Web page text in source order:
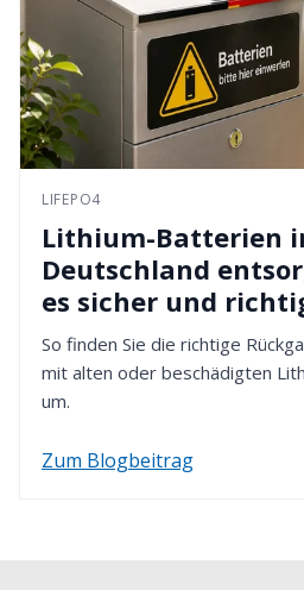
LIFEPO4
Lithium-Batterien
Deutschland
es sicher und
So finden Sie die richtige
mit alten oder beschädigten
um.
Zum Blogbeitrag